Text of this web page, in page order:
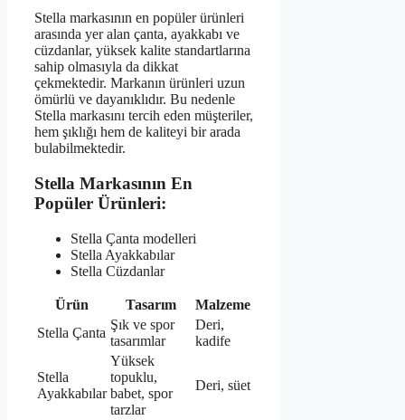
Stella markasının en popüler ürünleri
arasında yer alan çanta, ayakkabı ve
cüzdanlar, yüksek kalite standartlarına
sahip olmasıyla da dikkat
çekmektedir. Markanın ürünleri uzun
ömürlü ve dayanıklıdır. Bu nedenle
Stella markasını tercih eden müşteriler,
hem şıklığı hem de kaliteyi bir arada
bulabilmektedir.
Stella Markasının En
Popüler Ürünleri:
Stella Çanta modelleri
Stella Ayakkabılar
Stella Cüzdanlar
Ürün Tasarım
Malzeme
Stella Çanta
Şık ve spor
tasarımlar
Deri,
kadife
Stella
Ayakkabılar
Yüksek
topuklu,
babet, spor
tarzlar
Deri, süet